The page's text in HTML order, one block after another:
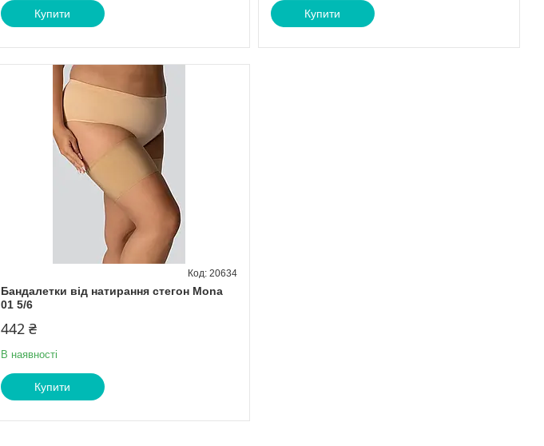
Купити Купити
Бандалетки від натирання стегон Mona
01 5/6
20634
442 ₴
В наявності
Купити